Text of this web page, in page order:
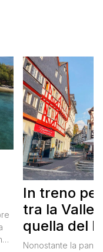
In treno
tra la Valle
quella del
itinerario
Nonostante la